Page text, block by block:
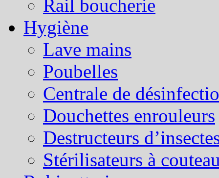
Rail boucherie
Hygiène
Lave mains
Poubelles
Centrale de
Douchettes enrouleurs
Destructeurs
Stérilisateurs à